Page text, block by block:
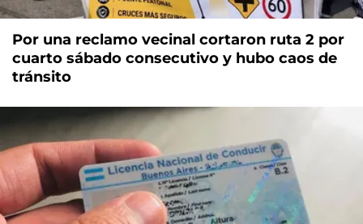
Por una reclamo vecinal cortaron ruta 2 por
cuarto sábado consecutivo y hubo caos de
tránsito